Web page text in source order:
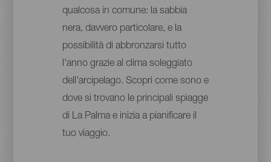
qualcosa in comune: la sabbia
nera, davvero particolare, e la
possibilità di abbronzarsi tutto
l'anno grazie al clima soleggiato
dell'arcipelago. Scopri come sono e
dove si trovano le principali spiagge
di La Palma e inizia a pianificare il
tuo viaggio.